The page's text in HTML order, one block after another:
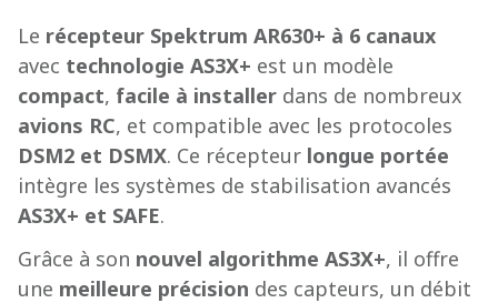
Le récepteur Spektrum AR630+ à 6 canaux
avec technologie AS3X+ est un modèle
compact, facile à installer dans de nombreux
avions RC, et compatible avec les protocoles
DSM2 et DSMX. Ce récepteur longue portée
intègre les systèmes de stabilisation avancés
AS3X+ et SAFE.
Grâce à son nouvel algorithme AS3X+, il offre
une meilleure précision des capteurs, un débit